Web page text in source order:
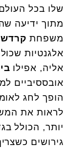
שלו בכל
מתוך ידיעה
משפחת
אלגנטיות
אליה, אפילו
אובססיביים
הופך לחג
לראות את
יותר, הכולל
גירושים